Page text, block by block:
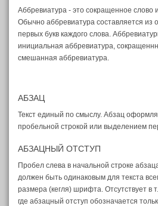
Аббревиатура - это сокращенное слово
Обычно аббревиатура составляется из
первых букв каждого слова.
инициальная аббревиатура,
смешанная аббревиатура.
АБЗАЦ
Текст единый по смыслу. Абзац
пробельной строкой или выделением
АБЗАЦНЫЙ ОТСТУП
Пробел слева в начальной строке
должен быть одинаковым для текста
размера (кегля) шрифта. Отсутствует в
где абзацный отступ обозначается